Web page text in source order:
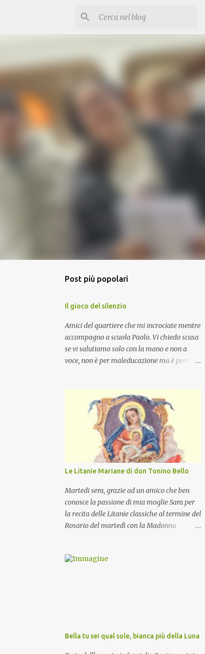
Post più popolari
Il gioco del silenzio
Amici del quartiere che mi incrociate mentre
accompagno a scuola Paolo. Vi chiedo scusa
se vi salutiamo solo con la mano e non a
voce, non è per maleducazione ma è perché
Le Litanie Mariane di don Tonino Bello
Martedi sera, grazie ad un amico che ben
conosce la passione di mia moglie Sara per
la recita delle Litanie classiche al termine del
Rosario del martedì con la Madonna
ritmate sulle invocazioni del Vescovo don
Bella tu sei qual sole, bianca più della Luna